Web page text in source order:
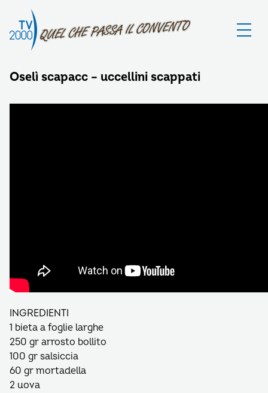
Oselì scapacc – uccellini scappati
INGREDIENTI
1 bieta a foglie larghe
250 gr arrosto bollito
100 gr salsiccia
60 gr mortadella
2 uova